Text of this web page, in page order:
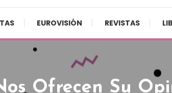
EUROVISIÓN REVISTAS
Ofrecen Su